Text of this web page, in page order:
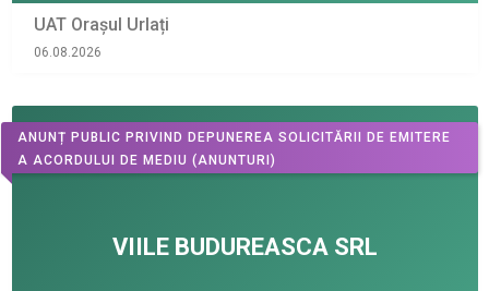
UAT Orașul Urlați
06.08.2026
ANUNȚ PUBLIC PRIVIND DEPUNEREA SOLICITĂRII DE EMITERE
A ACORDULUI DE MEDIU (ANUNTURI)